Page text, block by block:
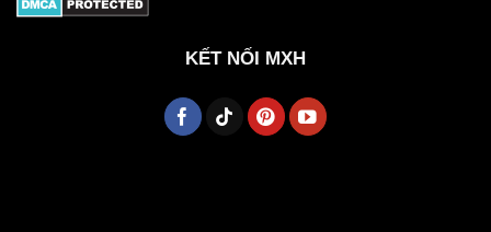
KẾT NỐI MXH